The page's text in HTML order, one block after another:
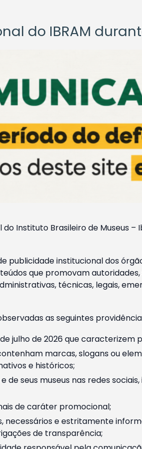
do IBRAM
Instituto Brasileiro de Museus
publicidade institucional dos
que promovam
técnicas, legais,
as seguintes
julho de 2026 que caracterizem
marcas, slogans ou
e históricos;
seus museus nas redes
de caráter promocional;
e estritamente
de transparência;